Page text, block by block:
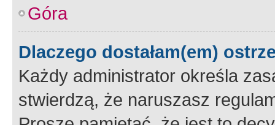
Góra
Dlaczego dostałam(em)
Każdy administrator określa
stwierdzą, że naruszasz